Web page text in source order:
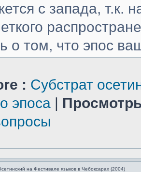
с запада, т.к.
о том, что эпос
: Субстрат
эпоса |
на Фестивале языков в Чебоксарах (2004)